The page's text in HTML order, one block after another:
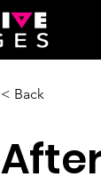
< Back